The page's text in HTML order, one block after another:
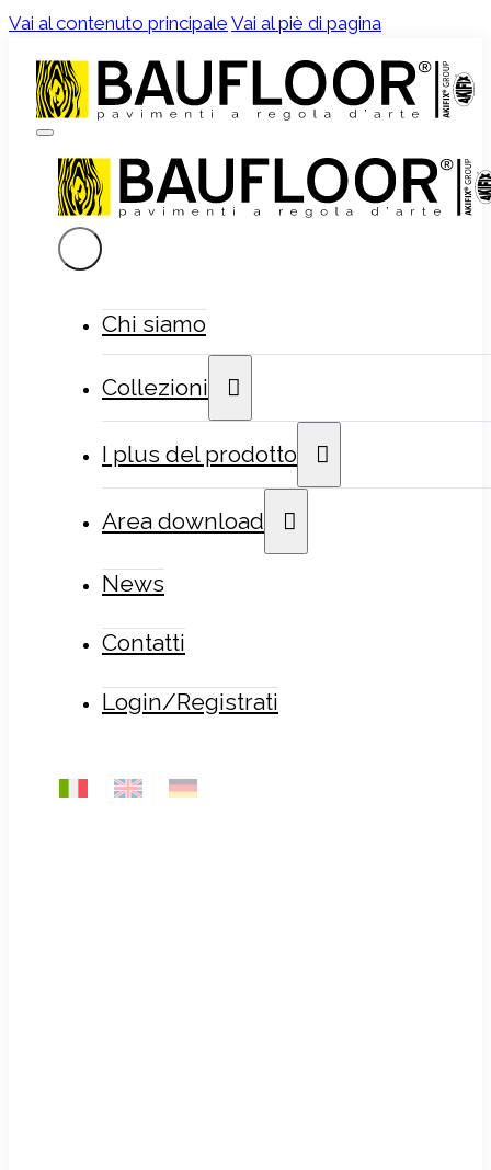
Vai al contenuto principale Vai al piè di pagina
Chi siamo
Collezioni
I plus del prodotto
Area download
News
Contatti
Login/Registrati